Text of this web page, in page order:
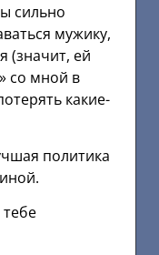
сильно
мужику,
(значит, ей
со мной в
какие-
политика